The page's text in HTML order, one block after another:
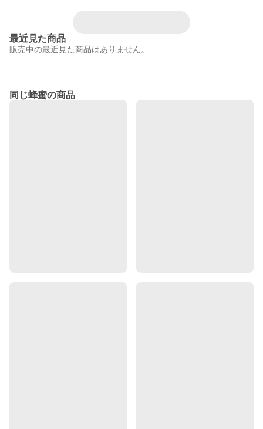
最近見た商品
販売中の最近見た商品はありません。
同じ蜂蜜の商品